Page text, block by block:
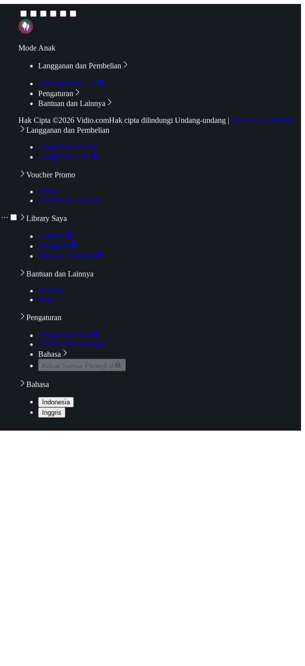
···
Mode Anak
Langganan dan Pembelian
Hubungkan ke TV
Pengaturan
Bantuan dan Lainnya
Hak Cipta ©2026 Vidio.comHak cipta dilindungi Undang-undang | Syarat & Ketentuan
Langganan dan Pembelian
Langganan Premier
Langganan Aktif
Voucher Promo
Promo
Pakai Kode Voucher
Library Saya
Daftarku
Mengikuti
Riwayat Tontonan
Bantuan dan Lainnya
Bantuan
Blog
Pengaturan
Pengaturan Akun
Pemeriksaan Jaringan
Bahasa
Keluar Semua Perangkat
Bahasa
Indonesia
Inggris